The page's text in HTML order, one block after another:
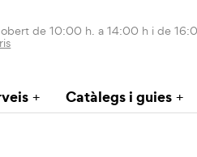
de 10:00 h. a 14:00 h i de
Catàlegs i guies